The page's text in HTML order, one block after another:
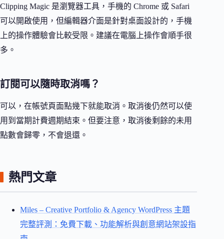
Clipping Magic 是瀏覽器工具，手機的 Chrome 或 Safari
可以開啟使用，但編輯器介面是針對桌面設計的，手機
上的操作體驗會比較受限。建議在電腦上操作會順手很
多。
訂閱可以隨時取消嗎？
可以，在帳號頁面點幾下就能取消。取消後仍然可以使
用到當期計費週期結束。但要注意，取消後剩餘的未用
點數會歸零，不會退還。
熱門文章
Miles – Creative Portfolio & Agency WordPress 主題
完整評測：免費下載、功能解析與創意網站架設指